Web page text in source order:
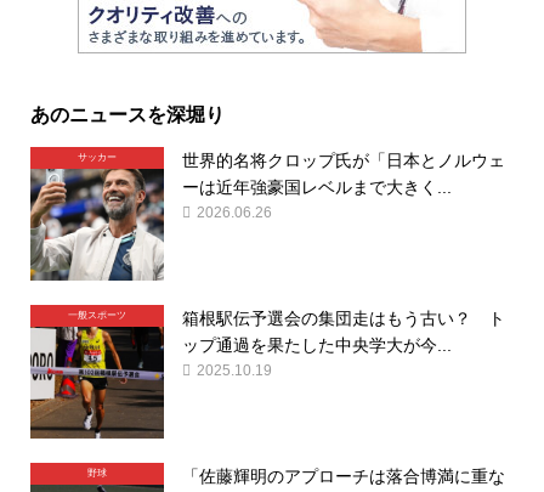
あのニュースを深堀り
サッカー
世界的名将クロップ氏が「日本とノルウェ
ーは近年強豪国レベルまで大きく...
2026.06.26
一般スポーツ
箱根駅伝予選会の集団走はもう古い？ ト
ップ通過を果たした中央学大が今...
2025.10.19
野球
「佐藤輝明のアプローチは落合博満に重な